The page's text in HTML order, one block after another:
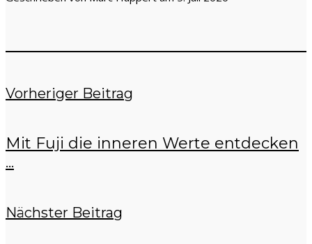
Vorheriger Beitrag
Mit Fuji die inneren Werte entdecken
...
Nächster Beitrag